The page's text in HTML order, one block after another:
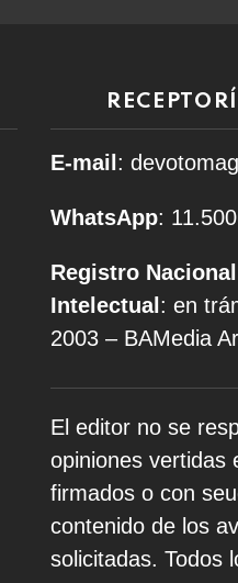
E-mail :
WhatsApp:
Registro
Intelectual : en
2003 – BAMedia
El editor no se
opiniones vertidas
firmados o con
contenido de los
solicitadas. Todos